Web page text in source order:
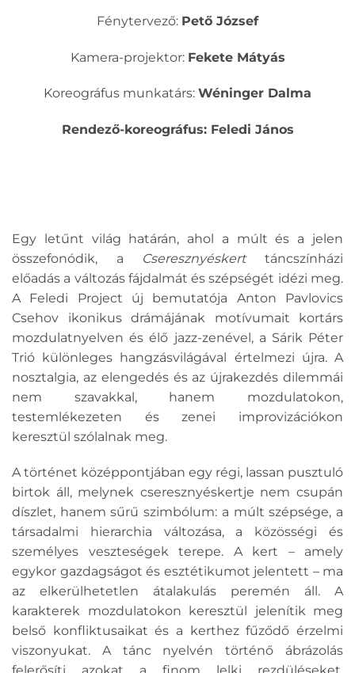
Fénytervező: Pető József
Kamera-projektor: Fekete Mátyás
Koreográfus munkatárs: Wéninger Dalma
Rendező-koreográfus: Feledi János
Egy letűnt világ határán, ahol a múlt és a jelen
összefonódik, a Cseresznyéskerttáncszínházi
előadás a változás fájdalmát és szépségét idézi meg.
A Feledi Project új bemutatója Anton Pavlovics
Csehov ikonikus drámájának motívumait kortárs
mozdulatnyelven és élő jazz-zenével, a Sárik Péter
Trió különleges hangzásvilágával értelmezi újra. A
nosztalgia, az elengedés és az újrakezdés dilemmái
nem szavakkal, hanem mozdulatokon,
testemlékezeten és zenei improvizációkon
keresztül szólalnak meg.
A történet középpontjában egy régi, lassan pusztuló
birtok áll, melynek cseresznyéskertje nem csupán
díszlet, hanem sűrű szimbólum: a múlt szépsége, a
társadalmi hierarchia változása, a közösségi és
személyes veszteségek terepe. A kert – amely
egykor gazdagságot és esztétikumot jelentett – ma
az elkerülhetetlen átalakulás peremén áll. A
karakterek mozdulatokon keresztül jelenítik meg
belső konfliktusaikat és a kerthez fűződő érzelmi
viszonyukat. A tánc nyelvén történő ábrázolás